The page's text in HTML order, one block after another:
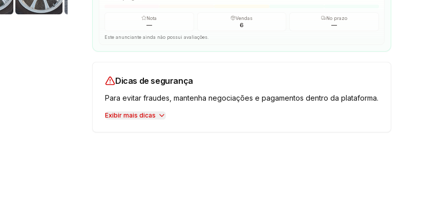
Nota
—
Vendas
6
No prazo
—
Este anunciante ainda não possui avaliações.
Dicas de segurança
Para evitar fraudes, mantenha negociações e pagamentos dentro da plataforma.
Exibir mais dicas